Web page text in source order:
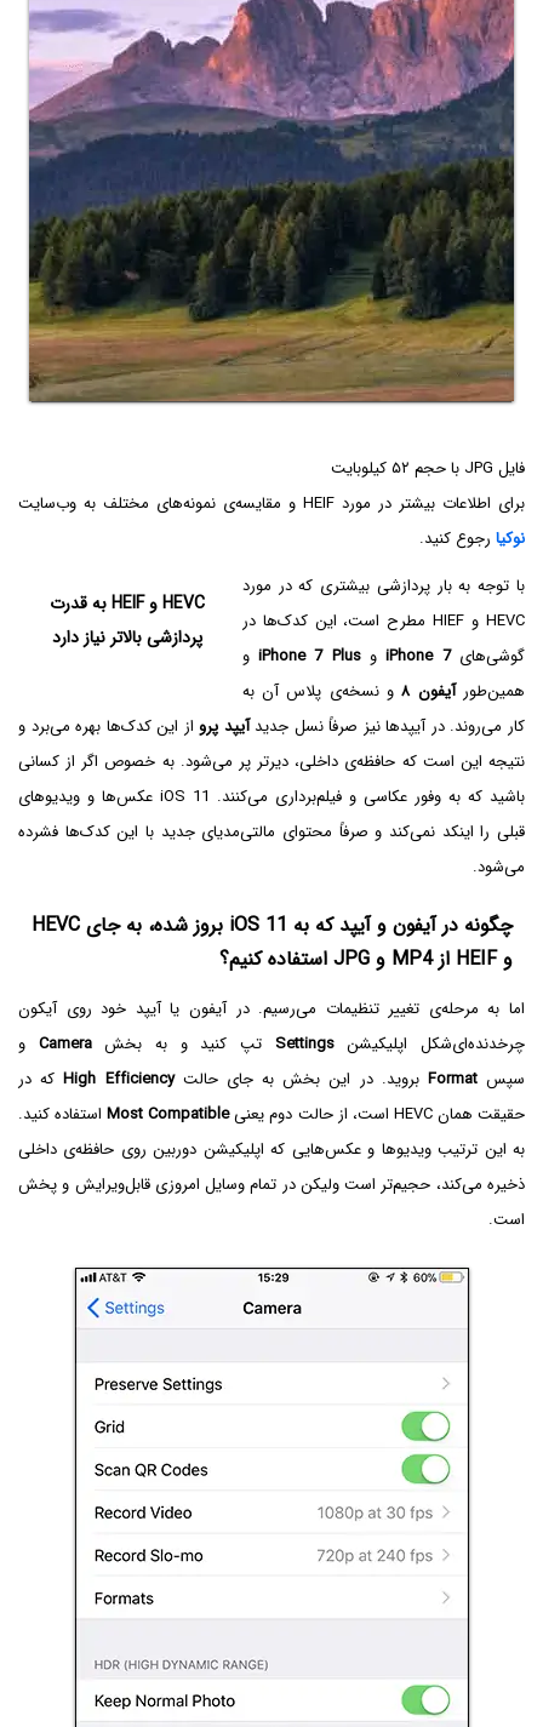
فایل JPG با حجم ۵۲ کیلوبایت
برای اطلاعات بیشتر در مورد HEIF و مقایسه‌ی نمونه‌های مختلف به وب‌سایت
نوکیا رجوع کنید.
HEVC و HEIF‌ به قدرت
پردازشی بالاتر نیاز دارد
با توجه به بار پردازشی بیشتری که در مورد
HEVC و HIEF مطرح است، این کدک‌ها در
گوشی‌هایiPhone 7وiPhone 7 Plus‌و
همین‌طورآیفون ۸ و نسخه‌ی پلاس آن به
کار می‌روند. در آیپدها نیز صرفاً نسل جدیدآیپد پرو از این کدک‌ها بهره می‌برد و
نتیجه این است که حافظه‌ی داخلی، دیرتر پر می‌شود. به خصوص اگر از کسانی
باشید که به وفور عکاسی و فیلم‌برداری می‌کنند. iOS 11 عکس‌ها و ویدیوهای
قبلی را اینکد نمی‌کند و صرفاً محتوای مالتی‌مدیای جدید با این کدک‌ها فشرده
می‌شود.
چگونه در آیفون و آیپد که به iOS 11 بروز شده، به جای HEVC
و HEIF‌ از MP4 و JPG استفاده کنیم؟
اما به مرحله‌ی تغییر تنظیمات می‌رسیم. در آیفون یا آیپد خود روی آیکون
چرخدنده‌ای‌شکل اپلیکیشنSettings تپ کنید و به بخشCamera و
سپسFormat بروید. در این بخش به جای حالتHigh Efficiencyکه در
حقیقت همان HEVC است، از حالت دوم یعنی
Most Compatibleاستفاده کنید.
به این ترتیب ویدیوها و عکس‌هایی که اپلیکیشن دوربین روی حافظه‌ی داخلی
ذخیره می‌کند، حجیم‌تر است ولیکن در تمام وسایل امروزی قابل‌ویرایش و پخش
است.